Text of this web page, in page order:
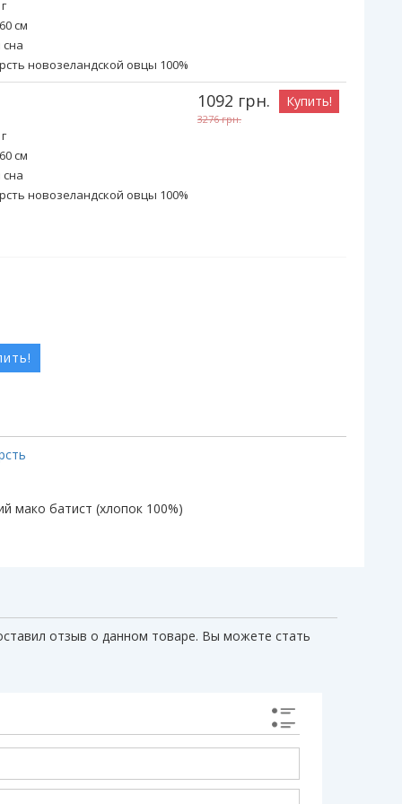
см
сна
новозеландской овцы 100%
1092 грн.
3276грн.
Купить!
см
сна
новозеландской овцы 100%
мако батист (хлопок 100%)
отзыв о данном товаре. Вы можете стать